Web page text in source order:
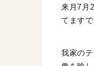
来月7月
てます
我家の